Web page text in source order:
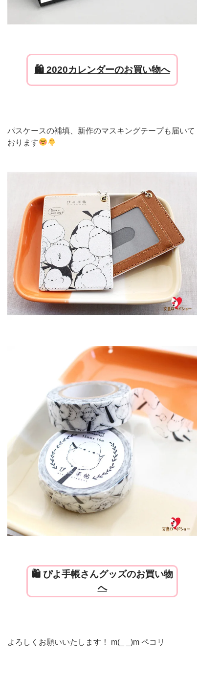
🛍 2020カレンダーのお買い物へ
パスケースの補填、新作のマスキングテープも届いて
おります
🛍 ぴよ手帳さんグッズのお買い物
へ
よろしくお願いいたします！ m(_ _)m ペコリ